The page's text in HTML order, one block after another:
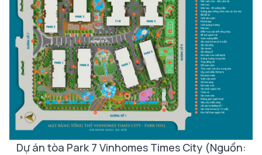
Dự án tòa Park 7 Vinhomes Times City (Nguồn: